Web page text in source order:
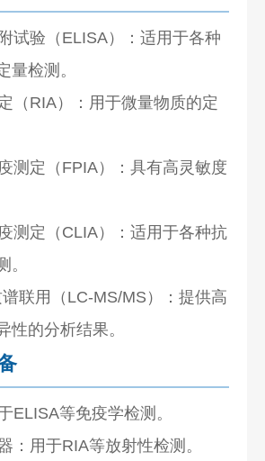
试验（ELISA）：适用于各种
量检测。
（RIA）：用于微量物质的定
测定（FPIA）：具有高灵敏度
测定（CLIA）：适用于各种抗
。
联用（LC-MS/MS）：提供高
性的分析结果。
ELISA等免疫学检测。
：用于RIA等放射性检测。